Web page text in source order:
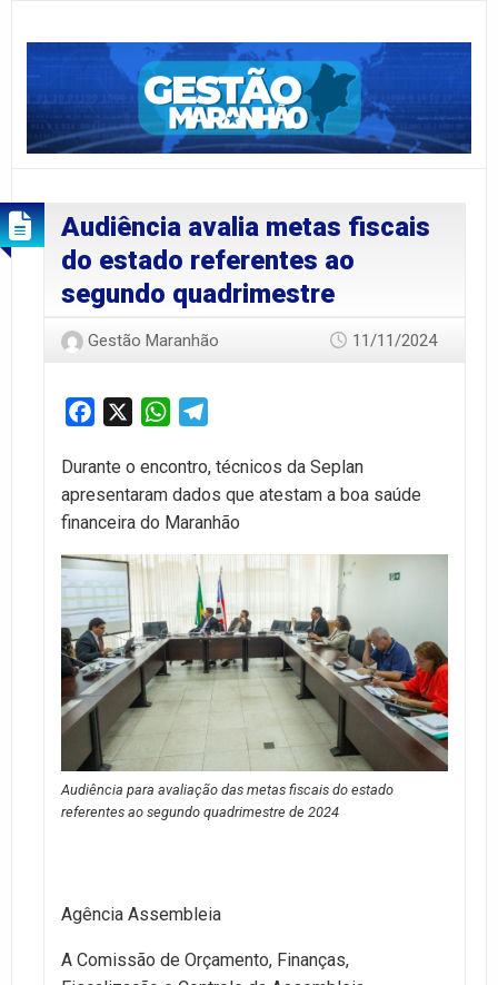
Audiência avalia metas fiscais
do estado referentes ao
segundo quadrimestre
Gestão Maranhão 11/11/2024
Facebook WhatsApp
Durante o encontro, técnicos da Seplan
apresentaram dados que atestam a boa saúde
financeira do Maranhão
Audiência para avaliação das metas fiscais do estado
referentes ao segundo quadrimestre de 2024
Agência Assembleia
A Comissão de Orçamento, Finanças,